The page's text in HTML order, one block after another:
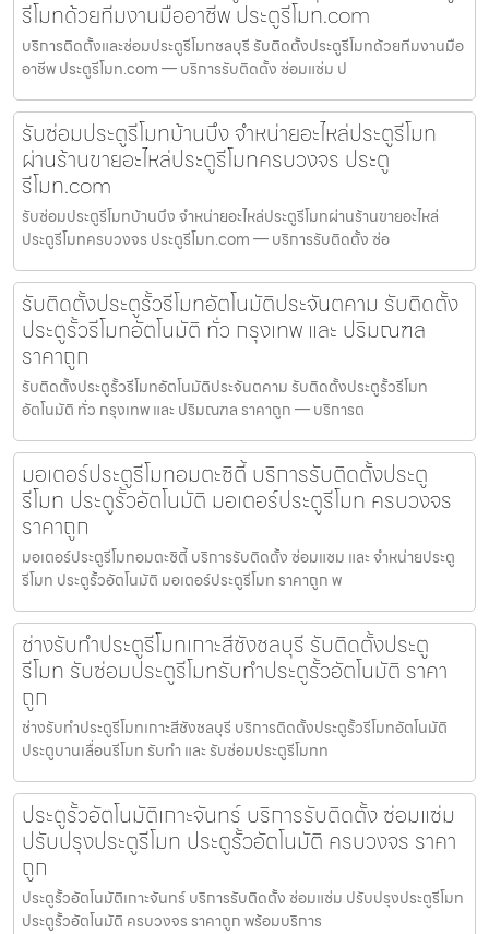
รีโมทด้วยทีมงานมืออาชีพ ประตูรีโมท.com
บริการติดตั้งและซ่อมประตูรีโมทชลบุรี รับติดตั้งประตูรีโมทด้วยทีมงานมือ
อาชีพ ประตูรีโมท.com — บริการรับติดตั้ง ซ่อมแซ่ม ป
รับซ่อมประตูรีโมทบ้านบึง จำหน่ายอะไหล่ประตูรีโมท
ผ่านร้านขายอะไหล่ประตูรีโมทครบวงจร ประตู
รีโมท.com
รับซ่อมประตูรีโมทบ้านบึง จำหน่ายอะไหล่ประตูรีโมทผ่านร้านขายอะไหล่
ประตูรีโมทครบวงจร ประตูรีโมท.com — บริการรับติดตั้ง ซ่อ
รับติดตั้งประตูรั้วรีโมทอัตโนมัติประจันตคาม รับติดตั้ง
ประตูรั้วรีโมทอัตโนมัติ ทั่ว กรุงเทพ และ ปริมณฑล
ราคาถูก
รับติดตั้งประตูรั้วรีโมทอัตโนมัติประจันตคาม รับติดตั้งประตูรั้วรีโมท
อัตโนมัติ ทั่ว กรุงเทพ และ ปริมณฑล ราคาถูก — บริการต
มอเตอร์ประตูรีโมทอมตะซิตี้ บริการรับติดตั้งประตู
รีโมท ประตูรั้วอัตโนมัติ มอเตอร์ประตูรีโมท ครบวงจร
ราคาถูก
มอเตอร์ประตูรีโมทอมตะซิตี้ บริการรับติดตั้ง ซ่อมแซม และ จำหน่ายประตู
รีโมท ประตูรั้วอัตโนมัติ มอเตอร์ประตูรีโมท ราคาถูก พ
ช่างรับทำประตูรีโมทเกาะสีชังชลบุรี รับติดตั้งประตู
รีโมท รับซ่อมประตูรีโมทรับทำประตูรั้วอัตโนมัติ ราคา
ถูก
ช่างรับทำประตูรีโมทเกาะสีชังชลบุรี บริการติดตั้งประตูรั้วรีโมทอัตโนมัติ
ประตูบานเลื่อนรีโมท รับทำ และ รับซ่อมประตูรีโมทท
ประตูรั้วอัตโนมัติเกาะจันทร์ บริการรับติดตั้ง ซ่อมแซ่ม
ปรับปรุงประตูรีโมท ประตูรั้วอัตโนมัติ ครบวงจร ราคา
ถูก
ประตูรั้วอัตโนมัติเกาะจันทร์ บริการรับติดตั้ง ซ่อมแซ่ม ปรับปรุงประตูรีโมท
ประตูรั้วอัตโนมัติ ครบวงจร ราคาถูก พร้อมบริการ